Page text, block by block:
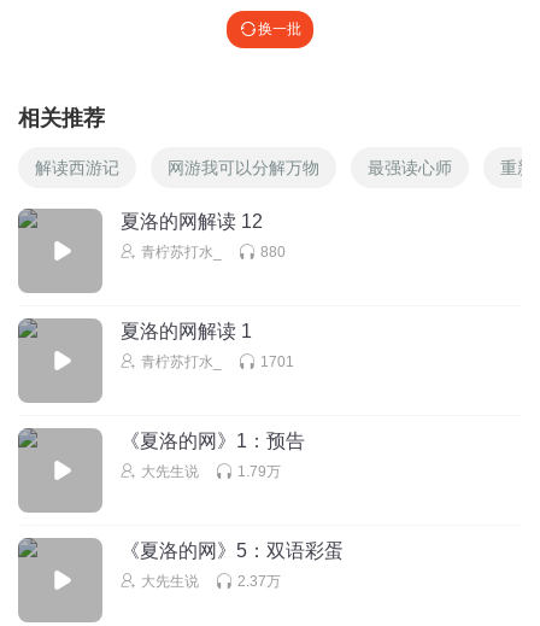
换一批
相关推荐
解读西游记 网游我可以分解万物 最强读心师 重新
夏洛的网解读 12
青柠苏打水_ 880
夏洛的网解读 1
青柠苏打水_ 1701
《夏洛的网》1：预告
大先生说 1.79万
《夏洛的网》5：双语彩蛋
大先生说 2.37万